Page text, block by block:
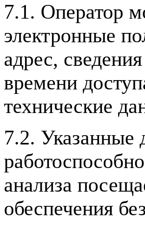
7.1. Оператор
электронные
адрес,
времени
технические
7.2. Указанные
анализа
обеспечения